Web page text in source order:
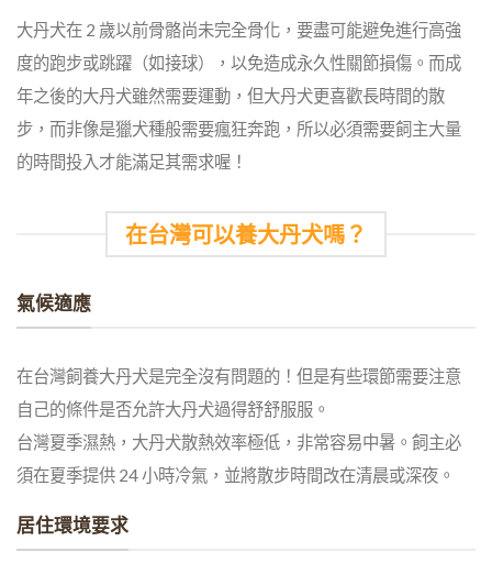
大丹犬在 2 歲以前骨骼尚未完全骨化，要盡可能避免進行高強
度的跑步或跳躍（如接球），以免造成永久性關節損傷。而成
年之後的大丹犬雖然需要運動，但大丹犬更喜歡長時間的散
步，而非像是獵犬種般需要瘋狂奔跑，所以必須需要飼主大量
的時間投入才能滿足其需求喔！
在台灣可以養大丹犬嗎？
氣候適應
在台灣飼養大丹犬是完全沒有問題的！但是有些環節需要注意
自己的條件是否允許大丹犬過得舒舒服服。
台灣夏季濕熱，大丹犬散熱效率極低，非常容易中暑。飼主必
須在夏季提供 24 小時冷氣，並將散步時間改在清晨或深夜。
居住環境要求